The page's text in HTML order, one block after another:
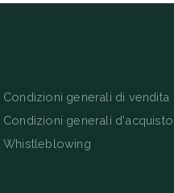
Condizioni generali di vendita
Condizioni generali d'acquisto
Whistleblowing